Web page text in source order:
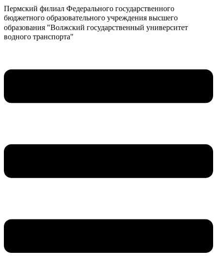
Пермский филиал Федерального государственного
бюджетного образовательного учреждения высшего
образования "Волжский государственный университет
водного транспорта"